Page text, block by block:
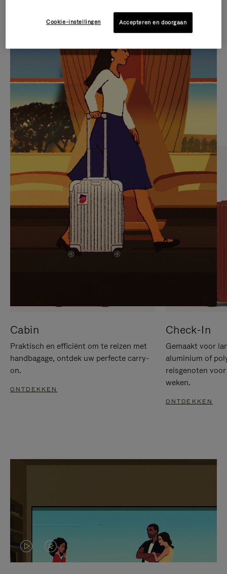
IS
NIET
GEPAUZEERD,
DRUK
OP
OM
TE
PAUZEREN
GELUID
VAN
DE
VIDEO
IS
UITGESCHAKELD.
DRUK
HIER
OM
HET
DEMPEN
OP
SELECTIE VAN GESCHENKEN
Ontdek de perfecte metgezel
voor elke reis
Cabin
Praktisch en efficiënt om te reizen met
handbagage, ontdek uw perfecte carry-
on.
ONTDEKKEN
Check-In
Gemaakt voor
aluminium of
reisgenoten
weken.
ONTDEKKEN
VIDEO
HET
Cookie-instellingen Accepteren en doorgaan